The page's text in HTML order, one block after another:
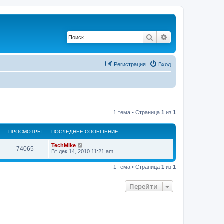
Поиск
Вход
Регистрация
1 тема • Страница 1 из 1
ПРОСМОТРЫ ПОСЛЕДНЕЕ СООБЩЕНИЕ
74065
TechMike
Вт дек 14, 2010 11:21 am
1 тема • Страница 1 из 1
Перейти